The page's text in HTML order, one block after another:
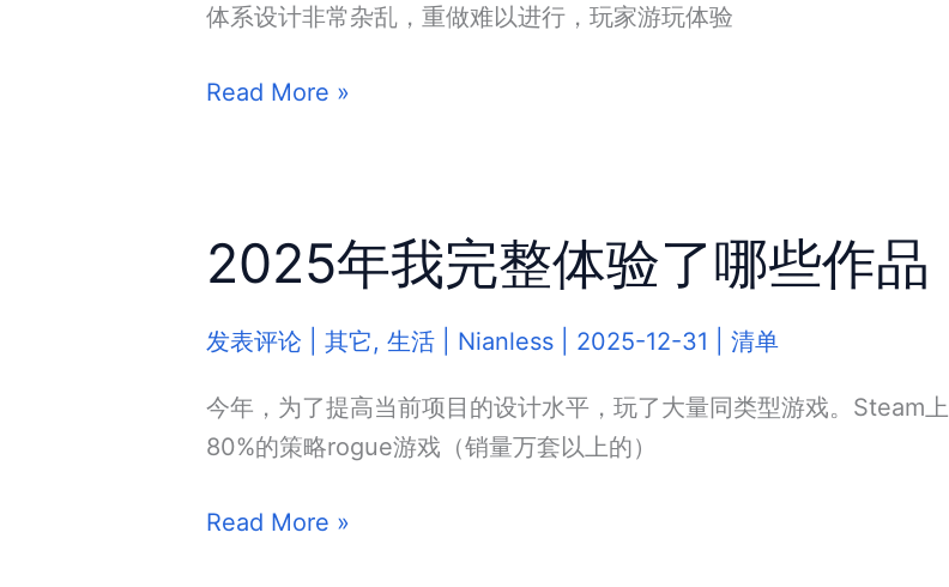
体系设计非常杂乱，重做难以进行，玩家游玩体验
《汉
v0.5
开
发
志
Read More »
2025年我完整体验了哪些作品
发表评论 其它, 生活 Nianless 2025-12-31 清单
今年，为了提高当前项目的设计水平，玩了大量同类型游戏。Steam上
80%的策略rogue游戏（销量万套以上的）
2025
Read More »